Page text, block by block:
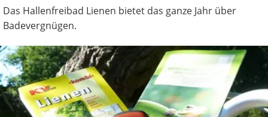
Das Hallenfreibad Lienen bietet das ganze Jahr über
Badevergnügen.